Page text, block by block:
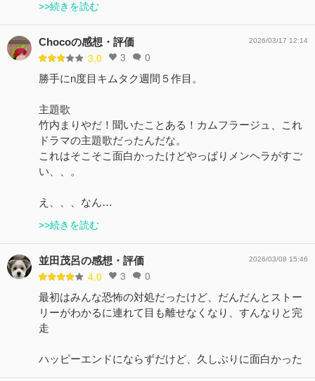
>>続きを読む
Chocoの感想・評価
3.0 3 0
2026/03/17 12:14
勝手にn度目キムタク週間５作目。
主題歌
竹内まりやだ！聞いたことある！カムフラージュ、これ
ドラマの主題歌だったんだな。
これはそこそこ面白かったけどやっぱりメンヘラがすご
い、、。
え、、、なん…
>>続きを読む
並田茂呂の感想・評価
4.0 3 0
2026/03/08 15:46
最初はみんな恐怖の対処だったけど、だんだんとストー
リーがわかるに連れて目も離せなくなり、すんなりと完
走
ハッピーエンドにならずだけど、久しぶりに面白かった